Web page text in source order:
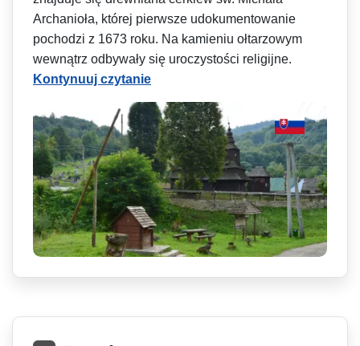
Archanioła, której pierwsze udokumentowanie
pochodzi z 1673 roku. Na kamieniu ołtarzowym
wewnątrz odbywały się uroczystości religijne.
Kontynuuj czytanie